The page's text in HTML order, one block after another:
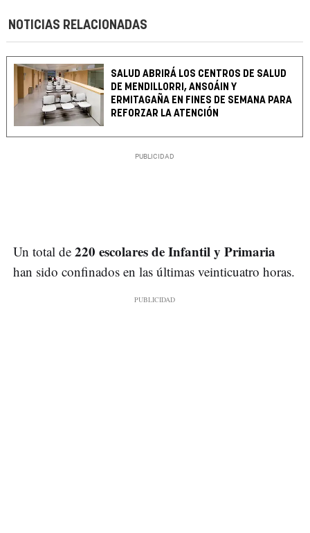
NOTICIAS RELACIONADAS
SALUD ABRIRÁ LOS CENTROS DE SALUD
DE MENDILLORRI, ANSOÁIN Y
ERMITAGAÑA EN FINES DE SEMANA PARA
REFORZAR LA ATENCIÓN
Un total de 220 escolares de Infantil y Primaria
han sido confinados en las últimas veinticuatro horas.